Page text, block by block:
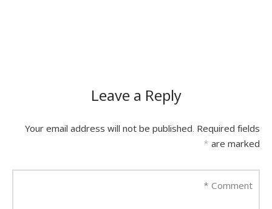
Leave a Reply
Your email address will not be published. Required fields
are marked
*
Comment
*